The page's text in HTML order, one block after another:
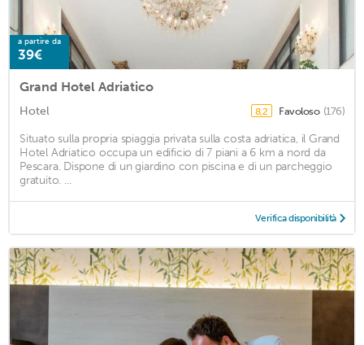
a partire da
39€
Grand Hotel Adriatico
Hotel 8,2 Favoloso (176)
Situato sulla propria spiaggia privata sulla costa adriatica, il Grand
Hotel Adriatico occupa un edificio di 7 piani a 6 km a nord da
Pescara. Dispone di un giardino con piscina e di un parcheggio
gratuito. ...
Verifica disponibilità